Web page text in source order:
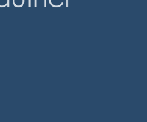
Carolina Trautner